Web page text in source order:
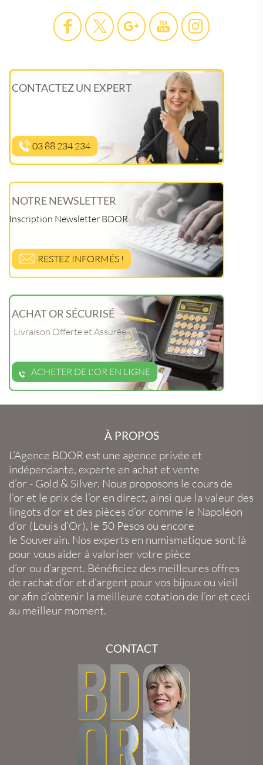
CONTACTEZ UN EXPERT
03 88 234 234
NOTRE NEWSLETTER
Inscription Newsletter BDOR
RESTEZ INFORMÉS !
ACHAT OR SÉCURISÉ
Livraison Offerte et Assurée
ACHETER DE L'OR EN LIGNE
À PROPOS
L’Agence BDOR est une agence privée et
indépendante, experte en achat et vente
d’or - Gold & Silver. Nous proposons le cours de
l’or et le prix de l’or en direct, ainsi que la valeur des
lingots d’or et des pièces d’or comme le Napoléon
d’or (Louis d’Or), le 50 Pesos ou encore
le Souverain. Nos experts en numismatique sont là
pour vous aider à valoriser votre pièce
d’or ou d’argent. Bénéficiez des meilleures offres
de rachat d’or et d’argent pour vos bijoux ou vieil
or afin d’obtenir la meilleure cotation de l’or et ceci
au meilleur moment.
CONTACT